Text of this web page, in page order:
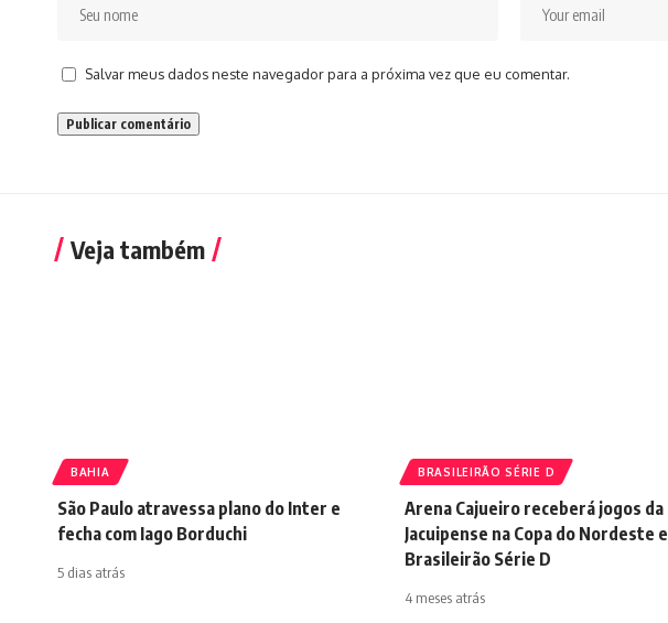
Salvar meus dados neste navegador para a próxima vez que eu comentar.
Veja também
BAHIA
São Paulo atravessa plano do Inter e
fecha com Iago Borduchi
5 dias atrás
BRASILEIRÃO SÉRIE D
Arena Cajueiro receberá jogos da
Jacuipense na Copa do Nordeste e
Brasileirão Série D
4 meses atrás